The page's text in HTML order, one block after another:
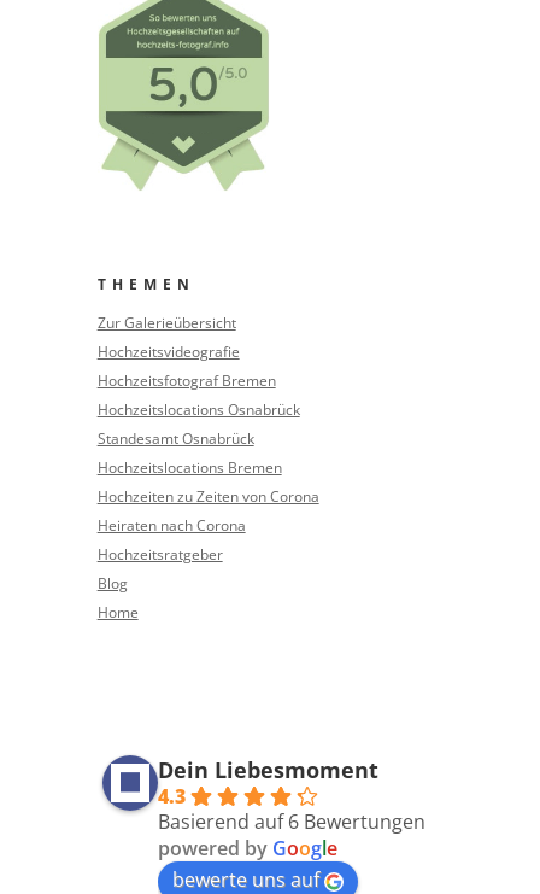
THEMEN
Zur Galerieübersicht
Hochzeitsvideografie
Hochzeitsfotograf Bremen
Hochzeitslocations Osnabrück
Standesamt Osnabrück
Hochzeitslocations Bremen
Hochzeiten zu Zeiten von Corona
Heiraten nach Corona
Hochzeitsratgeber
Blog
Home
Dein Liebesmoment
4.3
Basierend auf 6 Bewertungen
powered by Google
bewerte uns auf